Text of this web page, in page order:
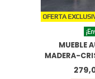
OFERTA
MUEBLE
MADERA-